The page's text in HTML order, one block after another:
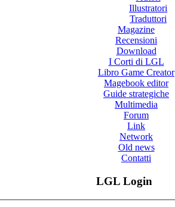
Illustratori
Traduttori
Magazine
Recensioni
Download
I Corti di LGL
Libro Game Creator
Magebook editor
Guide strategiche
Multimedia
Forum
Link
Network
Old news
Contatti
LGL Login